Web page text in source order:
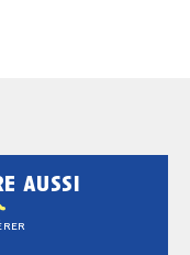
aussi